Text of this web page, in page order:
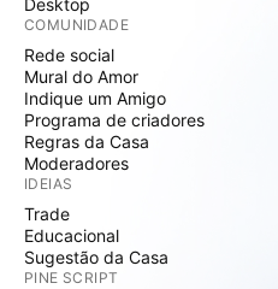
Desktop
COMUNIDADE
Rede social
Mural do Amor
Indique um Amigo
Programa de criadores
Regras da Casa
Moderadores
IDEIAS
Trade
Educacional
Sugestão da Casa
PINE SCRIPT